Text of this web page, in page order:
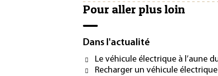
Pour aller plus loin
Dans l'actualité
Le véhicule électrique à l’aune
Recharger un véhicule